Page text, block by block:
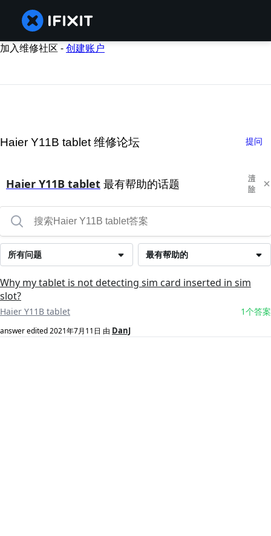
加入维修社区 -创建账户
Haier Y11B tablet 维修论坛 提问
Haier Y11B tablet 最有帮助的话题
清
除
最有帮助的
所有问题
Why my tablet is not detecting sim card inserted in sim
slot?
Haier Y11B tablet 1个答案
answer edited2021年7月11日 由 DanJ